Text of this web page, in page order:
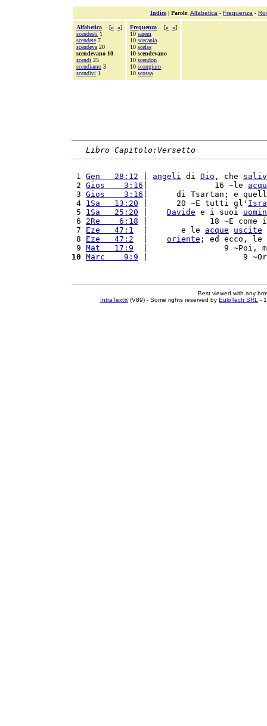
Indice| Parole: Alfabetica - Frequenza -
Alfabetica [« »]
scendesti 1
scendete 7
scendeva 20
scendevano 10
scendi 25
scendiamo 3
scendivi 1
Frequenza [« »]
10 sarem
10 scecania
10 scelse
10 scendevano
10 scendon
10 scongiuro
10 scossa
Libro Capitolo:Versetto
1 Gen   28:12 angeli di Dio , che
2 Gios    3:16 |              16 ~le
3 Gios    3:16 |      di Tsartan; e
4 1Sa   13:20 |      20 ~E tutti gl'
5 1Sa   25:20 Davide e i suoi
6 2Re    6:18 |             18 ~E come
7 Eze   47:1
  |       e le
acque uscite
8 Eze   47:2 oriente ; ed ecco, le
9 Mat   17:9
|                9 ~Poi,
10 Marc    9:9 |                    9 ~Or
Best viewed with any
IntraText®(V89) - Some rights reserved by EuloTech SRL -